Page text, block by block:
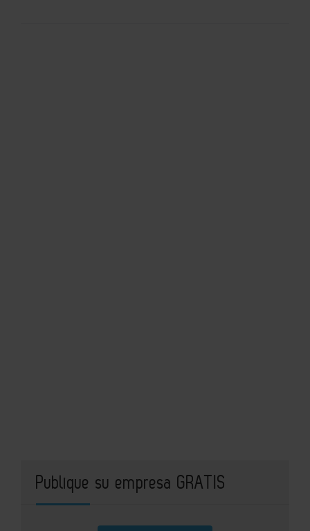
Publique su empresa GRATIS